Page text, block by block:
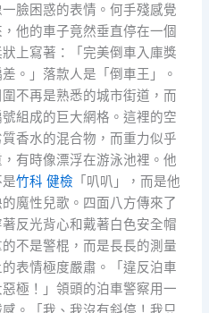
臉困惑的表情。何手殘感覺
他的車子竟然垂直停在一個
上寫著：「完美倒車入庫獎
。」落款人是「倒車王」。
不再是熟悉的城市街道，而
組成的巨大網格。這裡的空
香水的混合物，而重力似乎
有時像漂浮在游泳池裡。他
是竹科 健檢 「叭叭」，而是他
魔性兒歌。四面八方傳來了
反光背心和戴著白色安全帽
不是警棍，而是長長的測量
表情極度嚴肅。「違反泊車
極！」領頭的泊車警察用一